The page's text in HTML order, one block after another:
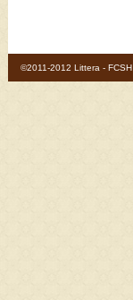
©2011-2012 Littera - FCSH